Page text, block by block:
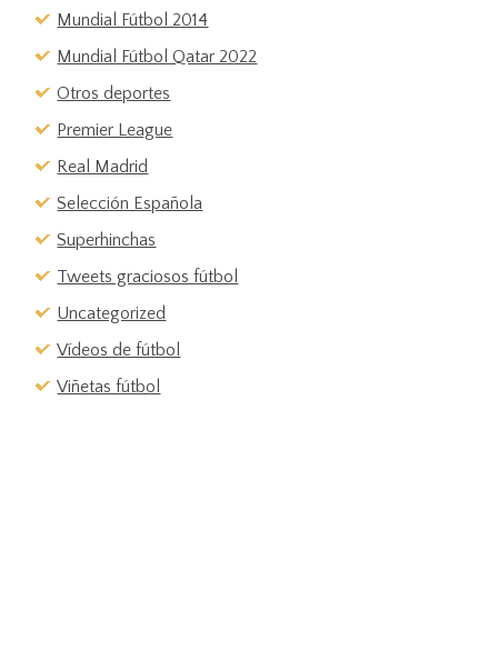
Mundial Fútbol 2014
Mundial Fútbol Qatar 2022
Otros deportes
Premier League
Real Madrid
Selección Española
Superhinchas
Tweets graciosos fútbol
Uncategorized
Vídeos de fútbol
Viñetas fútbol